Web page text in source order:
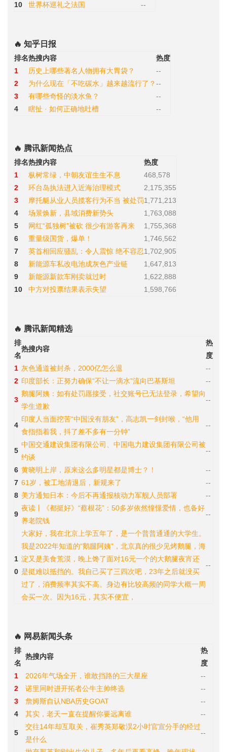
10
世界杯巡礼之法国 --
🔥 知乎日报
排名热搜内容
热度
1
历史上哪些著名人物拥有大胃袋？
--
2
为什么现在「不吃碳水」越来越流行了？--
3
有哪些奇怪的淡水鱼？
--
4
瞎扯 · 如何正确地吐槽 --
🔥 腾讯新闻热点
排名热搜内容
热度
1
枞树常绿，中朝友谊生生不息
468,578
2
环台岛执法进入近海治理模式
2,175,355
3
摩托艇从业人员揽客行为不当 被处罚1,771,213
4
场景焕新，县域消费新势头
1,763,088
5
网红“孤独树”被砍 很少有游客再来
1,755,368
6
重量级国货，爆单！
1,746,562
7
英首相回应骚乱：令人震惊 绝不容忍1,702,905
8
新能源车私改电池成灰色产业链
1,647,813
9
新能源新款车刚卖就过时
1,622,888
10
中方对投票结果表示失望 1,598,766
🔥 腾讯新闻精选
排
名
热搜内容
热
度
1 灰色通道被封杀，2000亿怎么退
--
2 印度部长：正努力确保“不让一滴水”流向巴基斯坦 --
3
鹅腿阿姨：如有处罚愿接受，社交账号已无法登录，希望向
学生道歉
--
4
印度人当面挖苦“中国没有朋友”，高志凯一剑封喉，“他用
食指指着我，抖了差不多有一分钟”
--
5
中国交通建设集团有限公司、中国电力建设集团有限公司被
约谈
--
6 黄晓明上岸，原来这么多明星都是博士？！
--
7 61岁，被工地清退后，新规来了
--
8 美方通知日本：今后不再通报核动力军舰人员部署 --
9
夜读丨《都挺好》“蔡根花”：50多岁依然憧憬爱情，也备好
养老院钱
--
1
0
大家好，我在北京上学五年了，是一个普普通通的大学生。
我是2022年知道的“鹅腿阿姨”，北京真的很少见烤鹅腿，海
淀又是美食荒漠，晚上馋了面对16元一个的大鹅腿夜宵还
是挺难以抵挡的。我自己买了三四次吧，23年之后就没买
过了，消费频率其实不高。身边有比较高频的同学大概一周
会买一次。因为16元，其实不便宜，
--
🔥 网易新闻头条
排
名
热搜内容
热
度
1
2026年气场全开，谁敢挡路的三大星座
--
2
诺里同时进开拓者公牛主帅终选
--
3
詹姆斯自认NBA历史GOAT
--
4
其实，老天一直在提醒你要远离谁 --
5
交往14年却互取关，崔秀英郑敬淏2小时官宣分手的经过
是什么
--